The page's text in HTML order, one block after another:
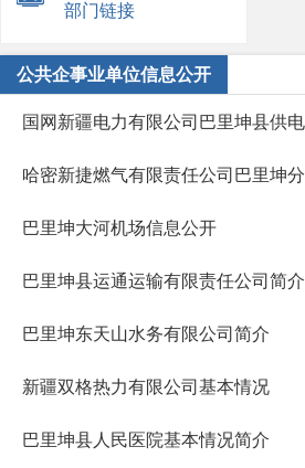
部门链接
公共企事业单位信息公开
巴里坤大河机场信息公开
巴里坤县运通运输有限责任公司简介
巴里坤东天山水务有限公司简介
新疆双格热力有限公司基本情况
巴里坤县人民医院基本情况简介